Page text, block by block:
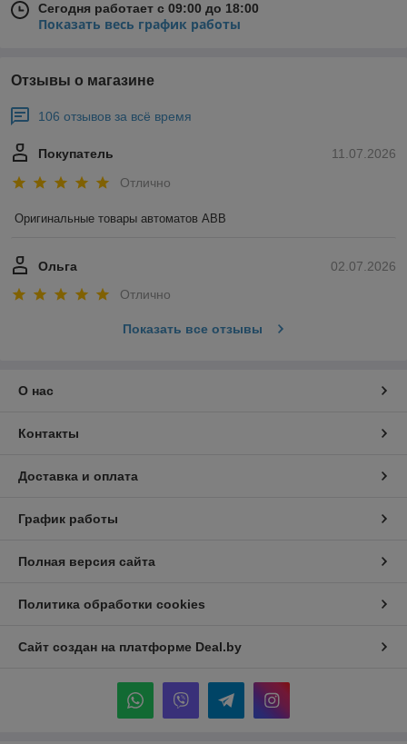
Сегодня работает с 09:00 до 18:00
Показать весь график работы
Отзывы о магазине
106 отзывов за всё время
11.07.2026
Покупатель
Отлично
Оригинальные товары автоматов ABB
02.07.2026
Ольга
Отлично
Показать все отзывы
О нас
Контакты
Доставка и оплата
График работы
Полная версия сайта
Политика обработки cookies
Сайт создан на платформе Deal.by